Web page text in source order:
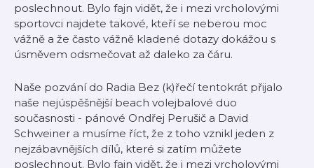
poslechnout. Bylo fajn vidět, že i mezi vrcholovými
sportovci najdete takové, kteří se neberou moc
vážně a že často vážně kladené dotazy dokážou s
úsměvem odsmečovat až daleko za čáru.
Naše pozvání do Radia Bez (k)řečí tentokrát přijalo
naše nejúspěšnější beach volejbalové duo
současnosti - pánové Ondřej Perušič a David
Schweiner a musíme říct, že z toho vznikl jeden z
nejzábavnějších dílů, které si zatím můžete
poslechnout. Bylo fajn vidět, že i mezi vrcholovými